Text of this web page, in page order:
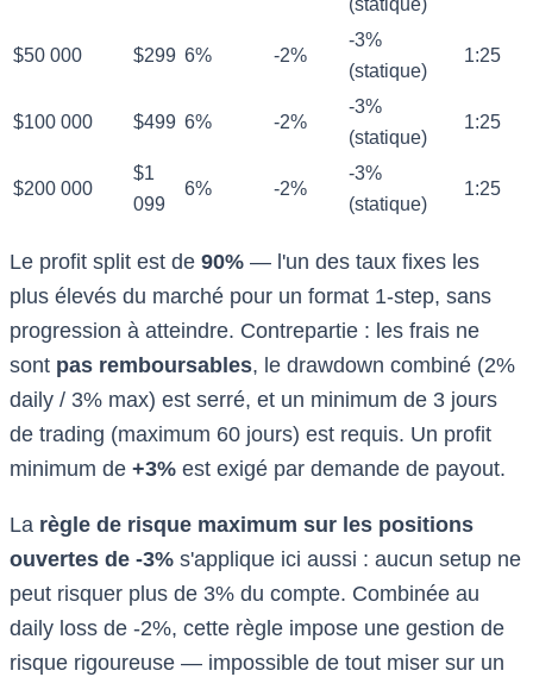
(statique)
$50 000 $299 6% -2%
-3%
(statique)
1:25
$100 000 $499 6% -2%
-3%
(statique)
1:25
$200 000
$1
099
6% -2%
-3%
(statique)
1:25
Le profit split est de 90% — l'un des taux fixes les
plus élevés du marché pour un format 1-step, sans
progression à atteindre. Contrepartie : les frais ne
sont pas remboursables, le drawdown combiné (2%
daily / 3% max) est serré, et un minimum de 3 jours
de trading (maximum 60 jours) est requis. Un profit
minimum de +3% est exigé par demande de payout.
La règle de risque maximum sur les positions
ouvertes de -3% s'applique ici aussi : aucun setup ne
peut risquer plus de 3% du compte. Combinée au
daily loss de -2%, cette règle impose une gestion de
risque rigoureuse — impossible de tout miser sur un